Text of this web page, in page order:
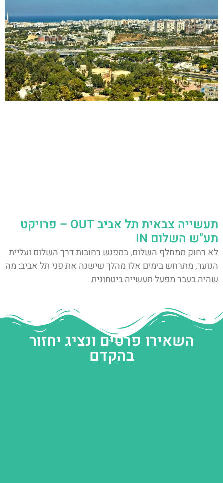
תעשייה צבאית תל אביב OUT – פרויקט
תע"ש השלום IN
לא רחוק ממחלף השלום, במפגש רחובות דרך השלום ועליית
הנוער, מתרחש בימים אלו מהלך שישנה את פני תל אביב: מה
שהיה בעבר מפעל תעשייה ביטחונית
השאירו פרטים ונציג יחזור
בהקדם